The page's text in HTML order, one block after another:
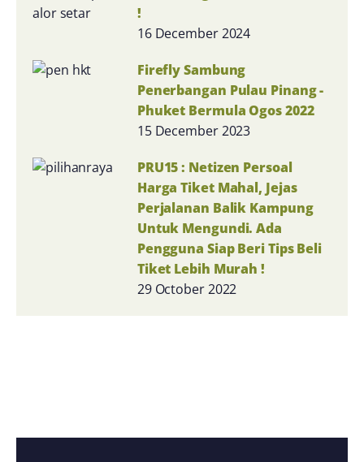
!
16 December 2024
Firefly Sambung
Penerbangan Pulau Pinang -
Phuket Bermula Ogos 2022
15 December 2023
PRU15 : Netizen Persoal
Harga Tiket Mahal, Jejas
Perjalanan Balik Kampung
Untuk Mengundi. Ada
Pengguna Siap Beri Tips Beli
Tiket Lebih Murah !
29 October 2022